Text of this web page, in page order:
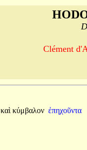
Clément
καὶ κύμβαλον ἐπηχοῦντα